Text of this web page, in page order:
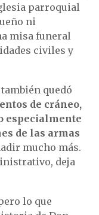
parroquial
ni
misa funeral
civiles y
quedó
de cráneo,
especialmente
de las armas
mucho más.
deja
lo que